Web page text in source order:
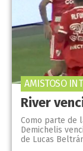
River
Como parte de
Demichelis
de Lucas
AMISTOSO